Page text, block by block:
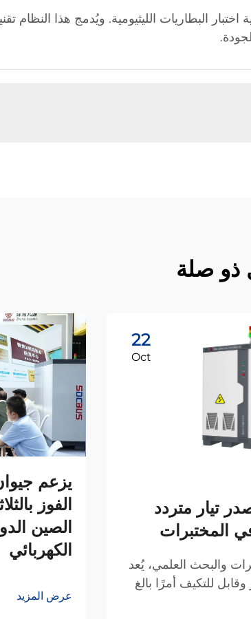
البطاريات الليثيومية. ويُدمج هذا النظام
ذو صلة
22
Oct
تيار متردد
المختبرات
والبحث العلمي، يُعد
للتكيف أمرًا بالغ
يزعم
الفوز
الصين
الكهربائي
عرض المزيد